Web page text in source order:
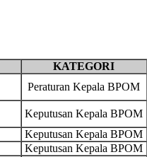
KATEGORI
Peraturan Kepala BPOM
Keputusan Kepala BPOM
Keputusan Kepala BPOM
Keputusan Kepala BPOM